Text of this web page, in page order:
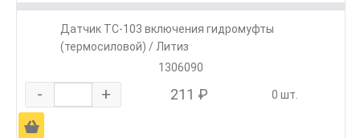
Датчик ТС-103 включения гидромуфты
(термосиловой) / Литиз
1306090
- + 211 ₽ 0 шт.
Ä